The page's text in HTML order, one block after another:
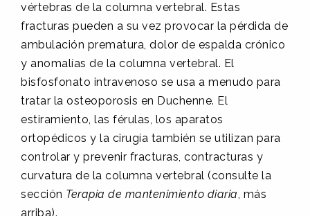
vértebras de la columna vertebral. Estas
fracturas pueden a su vez provocar la pérdida de
ambulación prematura, dolor de espalda crónico
y anomalías de la columna vertebral. El
bisfosfonato intravenoso se usa a menudo para
tratar la osteoporosis en Duchenne. El
estiramiento, las férulas, los aparatos
ortopédicos y la cirugía también se utilizan para
controlar y prevenir fracturas, contracturas y
curvatura de la columna vertebral (consulte la
sección Terapia de mantenimiento diaria, más
arriba).